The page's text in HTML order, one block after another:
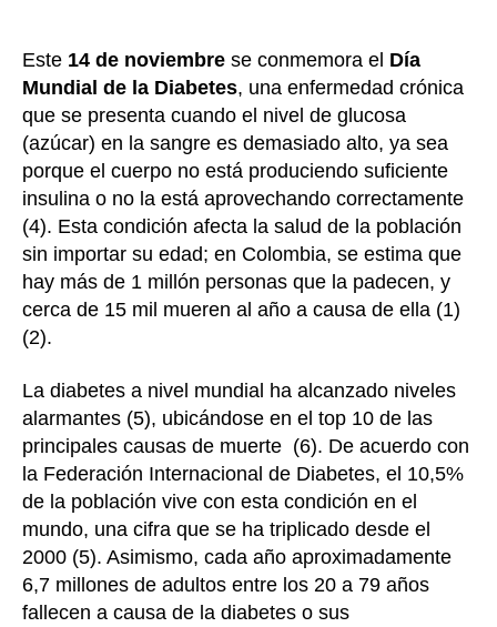
Este 14 de noviembre se conmemora el Día
Mundial de la Diabetes, una enfermedad crónica
que se presenta cuando el nivel de glucosa
(azúcar) en la sangre es demasiado alto, ya sea
porque el cuerpo no está produciendo suficiente
insulina o no la está aprovechando correctamente
(4). Esta condición afecta la salud de la población
sin importar su edad; en Colombia, se estima que
hay más de 1 millón personas que la padecen, y
cerca de 15 mil mueren al año a causa de ella (1)
(2).
La diabetes a nivel mundial ha alcanzado niveles
alarmantes (5), ubicándose en el top 10 de las
principales causas de muerte (6). De acuerdo con
la Federación Internacional de Diabetes, el 10,5%
de la población vive con esta condición en el
mundo, una cifra que se ha triplicado desde el
2000 (5). Asimismo, cada año aproximadamente
6,7 millones de adultos entre los 20 a 79 años
fallecen a causa de la diabetes o sus